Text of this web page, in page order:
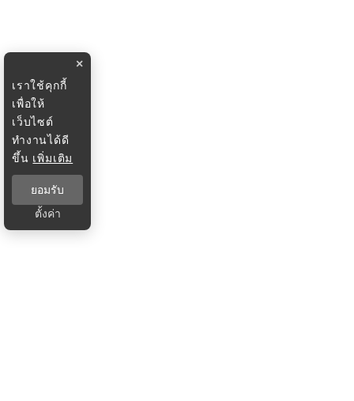
×
เราใช้คุกกี้
เพื่อให้
เว็บไซต์
ทำงานได้ดี
ขึ้น เพิ่มเติม
ยอมรับ
ตั้งค่า